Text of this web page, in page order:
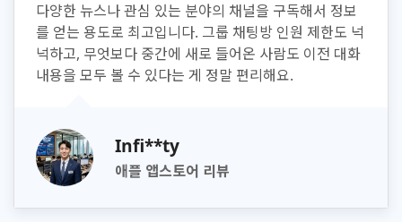
다양한 뉴스나 관심 있는 분야의 채널을 구독해서 정보
를 얻는 용도로 최고입니다. 그룹 채팅방 인원 제한도 넉
넉하고, 무엇보다 중간에 새로 들어온 사람도 이전 대화
내용을 모두 볼 수 있다는 게 정말 편리해요.
Infi**ty
애플 앱스토어 리뷰